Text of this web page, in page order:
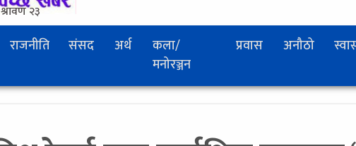
२३
राजनीति संसद अर्थ
कला/
मनोरञ्जन
प्रवास अनौठो